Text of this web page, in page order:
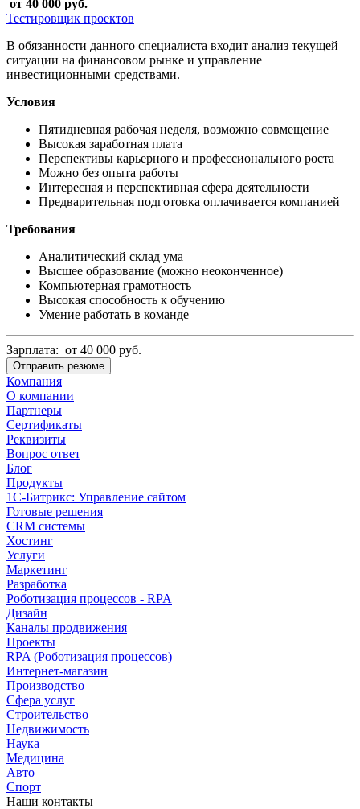
от 40 000 руб.
Тестировщик проектов
В обязанности данного специалиста входит анализ текущей
ситуации на финансовом рынке и управление
инвестиционными средствами.
Условия
Пятидневная рабочая неделя, возможно совмещение
Высокая заработная плата
Перспективы карьерного и профессионального роста
Можно без опыта работы
Интересная и перспективная сфера деятельности
Предварительная подготовка оплачивается компанией
Требования
Аналитический склад ума
Высшее образование (можно неоконченное)
Компьютерная грамотность
Высокая способность к обучению
Умение работать в команде
Зарплата: от 40 000 руб.
Отправить резюме
Компания
О компании
Партнеры
Сертификаты
Реквизиты
Вопрос ответ
Блог
Продукты
1С-Битрикс: Управление сайтом
Готовые решения
CRM системы
Хостинг
Услуги
Маркетинг
Разработка
Роботизация процессов - RPA
Дизайн
Каналы продвижения
Проекты
RPA (Роботизация процессов)
Интернет-магазин
Производство
Сфера услуг
Строительство
Недвижимость
Наука
Медицина
Авто
Спорт
Наши контакты